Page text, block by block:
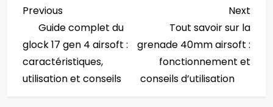
N
a
v
Previous
Post
Previous
Guide complet du
glock 17 gen 4 airsoft :
caractéristiques,
utilisation et conseils
Post
Next
Tout savoir sur la
grenade 40mm airsoft :
fonctionnement et
conseils d’utilisation